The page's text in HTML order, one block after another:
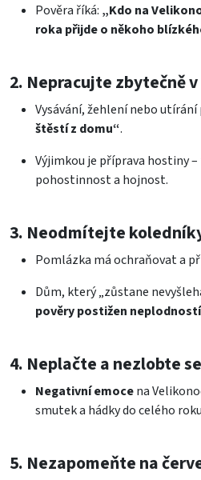
Pověra říká: „Kdo na
roka přijde o někoho
2. Nepracujte zbytečně
Vysávání, žehlení nebo utírání
štěstí z domu“.
Výjimkou je příprava hostiny
pohostinnost a hojnost.
3. Neodmítejte
Pomlázka má ochraňovat a
Dům, který „zůstane
pověry postižen
4. Neplačte a nezlobte se
Negativní emocena
smutek a hádky do celého
5. Nezapomeňte na